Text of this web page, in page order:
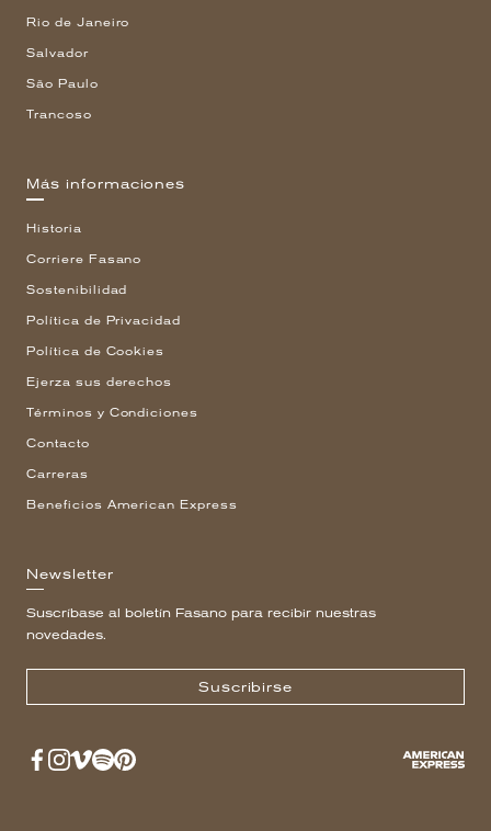
Rio de Janeiro
Salvador
São Paulo
Trancoso
Más informaciones
Historia
Corriere Fasano
Sostenibilidad
Política de Privacidad
Política de Cookies
Ejerza sus derechos
Términos y Condiciones
Contacto
Carreras
Beneficios American Express
Newsletter
Suscríbase al boletín Fasano para recibir nuestras
novedades.
Suscribirse